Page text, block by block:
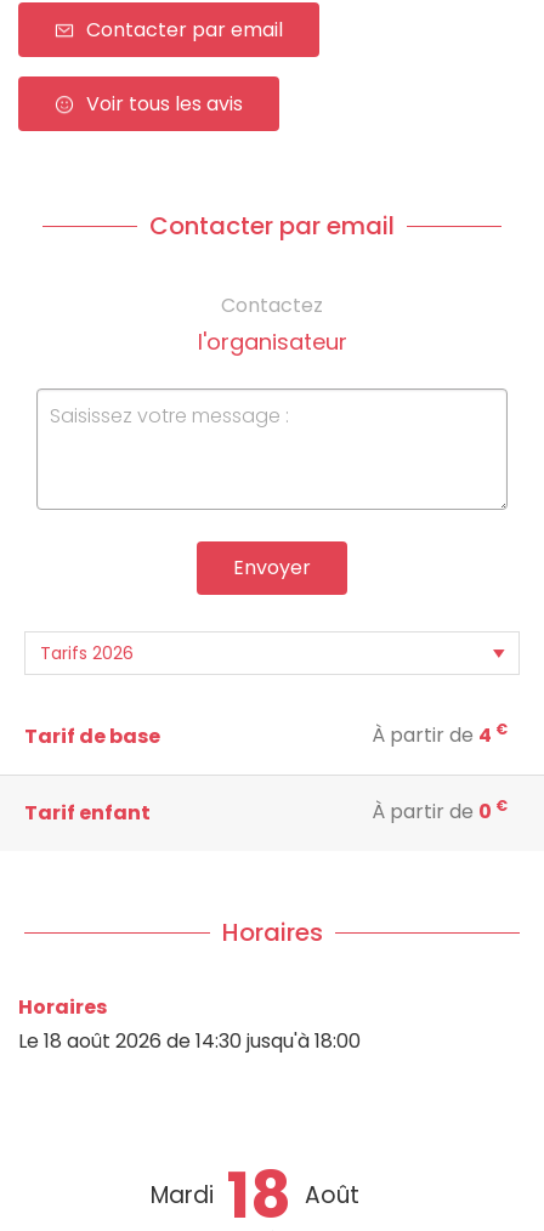
Contacter par email
Voir tous les avis
Contacter par email
Contactez
l'organisateur
Envoyer
Tarif de base À partir de 4 €
Tarif enfant À partir de 0 €
Horaires
Horaires
Le18 août 2026 de 14:30 jusqu'à 18:00
Mardi 18 Août